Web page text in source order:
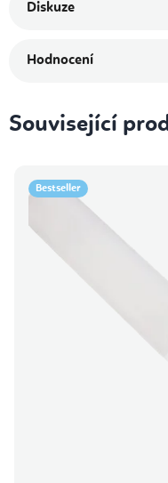
Diskuze
Hodnocení
Související
Bestseller